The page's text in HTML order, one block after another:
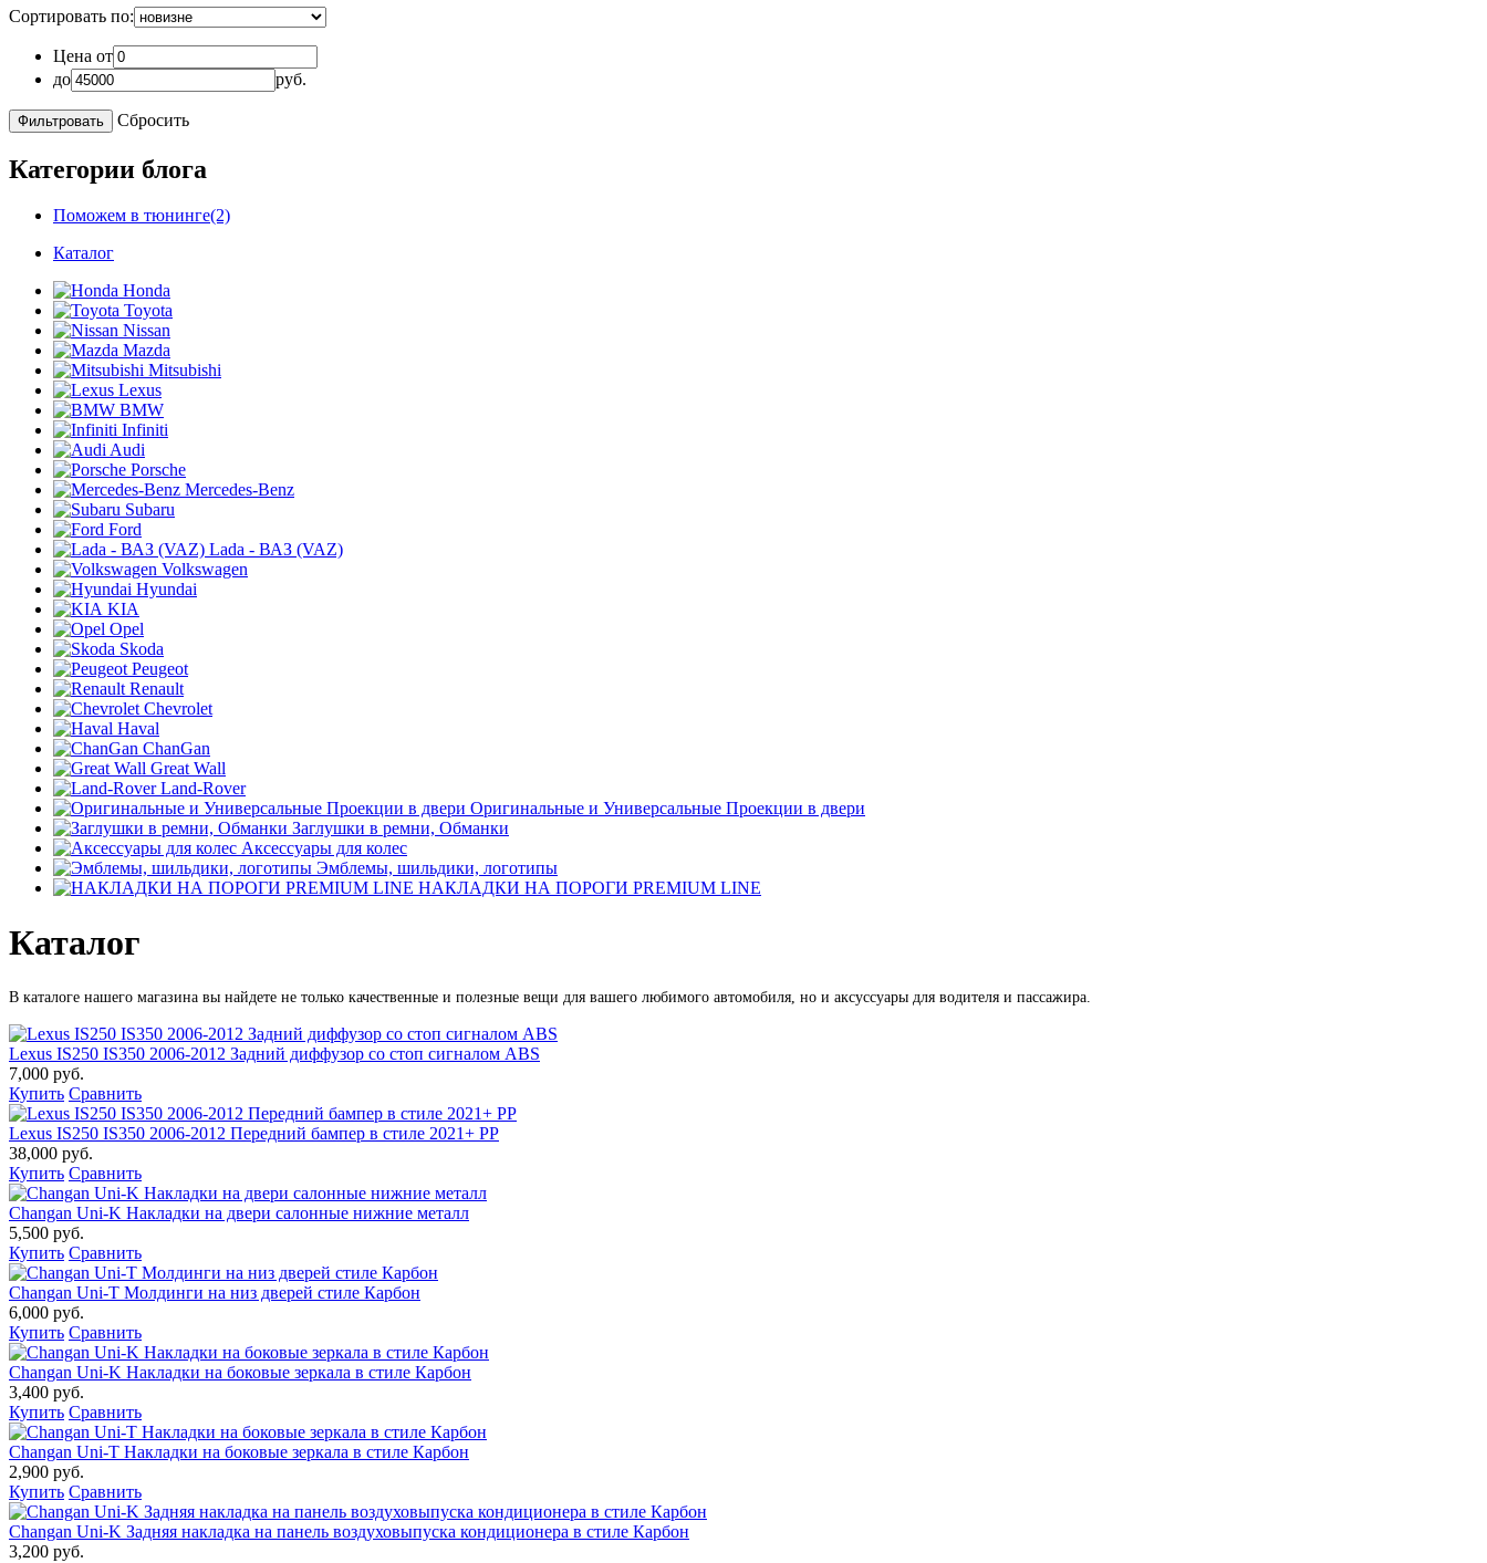
Сортировать по:
Цена от
до
руб.
Сбросить
Категории блога
Поможем в тюнинге(2)
Каталог
Honda
Toyota
Nissan
Mazda
Mitsubishi
Lexus
BMW
Infiniti
Audi
Porsche
Mercedes-Benz
Subaru
Ford
Lada - ВАЗ (VAZ)
Volkswagen
Hyundai
KIA
Opel
Skoda
Peugeot
Renault
Chevrolet
Haval
ChanGan
Great Wall
Land-Rover
Оригинальные и Универсальные Проекции в двери
Заглушки в ремни, Обманки
Аксессуары для колес
Эмблемы, шильдики, логотипы
НАКЛАДКИ НА ПОРОГИ PREMIUM LINE
Каталог
В каталоге нашего магазина вы найдете не только качественные и полезные вещи для вашего любимого автомобиля, но и аксуссуары для водителя и пассажира.
Lexus IS250 IS350 2006-2012 Задний диффузор со стоп сигналом АBS
7,000 руб.
Купить Сравнить
Lexus IS250 IS350 2006-2012 Передний бампер в стиле 2021+ PP
38,000 руб.
Купить Сравнить
Changan Uni-K Накладки на двери салонные нижние металл
5,500 руб.
Купить Сравнить
Changan Uni-T Молдинги на низ дверей стиле Карбон
6,000 руб.
Купить Сравнить
Changan Uni-K Накладки на боковые зеркала в стиле Карбон
3,400 руб.
Купить Сравнить
Changan Uni-T Накладки на боковые зеркала в стиле Карбон
2,900 руб.
Купить Сравнить
Changan Uni-K Задняя накладка на панель воздуховыпуска кондиционера в стиле Карбон
3,200 руб.